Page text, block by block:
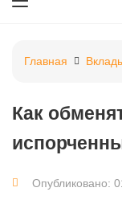
Главная
Как
Опубликовано: